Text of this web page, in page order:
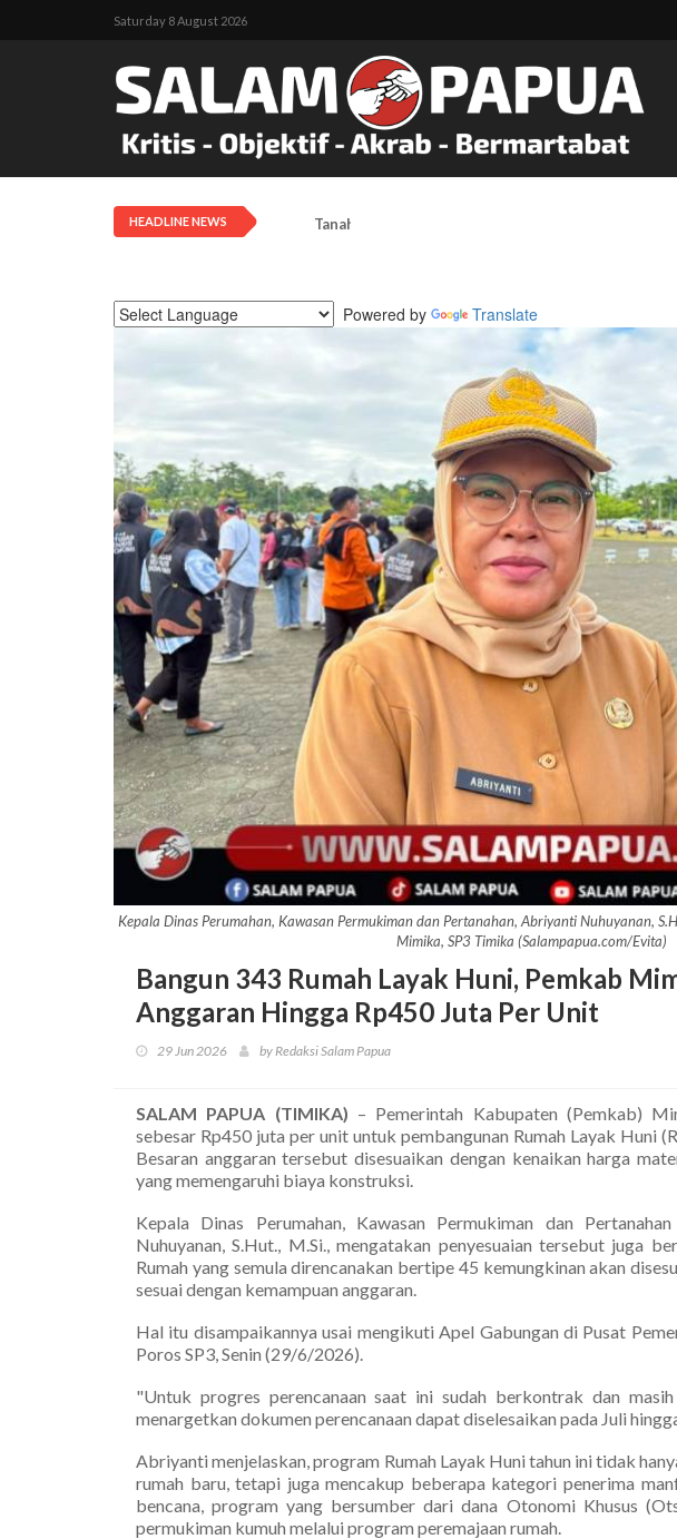
Saturday 8 August 2026
HEADLINE NEWS Tanah Adat Diklaim Milik Oknum Dan Pemerintah,
Powered by Translate
Kepala Dinas Perumahan, Kawasan Permukiman dan Pertanahan, Abriyanti Nuhuyanan,
Mimika, SP3 Timika (Salampapua.com/Evita)
Bangun 343 Rumah Layak Huni, Pemkab
Anggaran Hingga Rp450 Juta Per Unit
29 Jun 2026 by Redaksi Salam Papua
SALAM PAPUA (TIMIKA) – Pemerintah Kabupaten (Pemkab)
sebesar Rp450 juta per unit untuk pembangunan Rumah Layak Huni
Besaran anggaran tersebut disesuaikan dengan kenaikan harga
yang memengaruhi biaya konstruksi.
Kepala Dinas Perumahan, Kawasan Permukiman dan
Nuhuyanan, S.Hut., M.Si., mengatakan penyesuaian tersebut juga
Rumah yang semula direncanakan bertipe 45 kemungkinan akan
sesuai dengan kemampuan anggaran.
Hal itu disampaikannya usai mengikuti Apel Gabungan di Pusat
Poros SP3, Senin (29/6/2026).
"Untuk progres perencanaan saat ini sudah berkontrak dan
menargetkan dokumen perencanaan dapat diselesaikan pada Juli
Abriyanti menjelaskan, program Rumah Layak Huni tahun ini tidak
rumah baru, tetapi juga mencakup beberapa kategori penerima
bencana, program yang bersumber dari dana Otonomi Khusus
permukiman kumuh melalui program peremajaan rumah.